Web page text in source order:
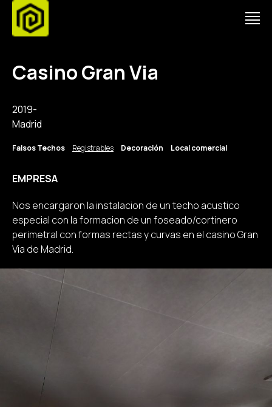
Falsos Techos Registrables Decoración Local comercial
Casino Gran Via
2019-
Madrid
EMPRESA
Nos encargaron la instalacion de un techo acustico
especial con la formacion de un foseado/cortinero
perimetral con formas rectas y curvas en el casino Gran
Via de Madrid.